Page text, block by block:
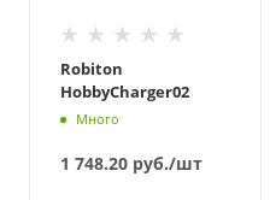
Robiton
HobbyCharger02
Много
1 748.20 руб./шт